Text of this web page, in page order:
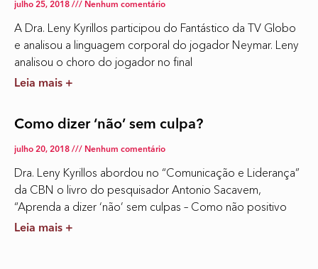
julho 25, 2018 Nenhum comentário
A Dra. Leny Kyrillos participou do Fantástico da TV Globo
e analisou a linguagem corporal do jogador Neymar. Leny
analisou o choro do jogador no final
Leia mais +
Como dizer ‘não’ sem culpa?
julho 20, 2018 Nenhum comentário
Dra. Leny Kyrillos abordou no “Comunicação e Liderança”
da CBN o livro do pesquisador Antonio Sacavem,
“Aprenda a dizer ‘não’ sem culpas – Como não positivo
Leia mais +